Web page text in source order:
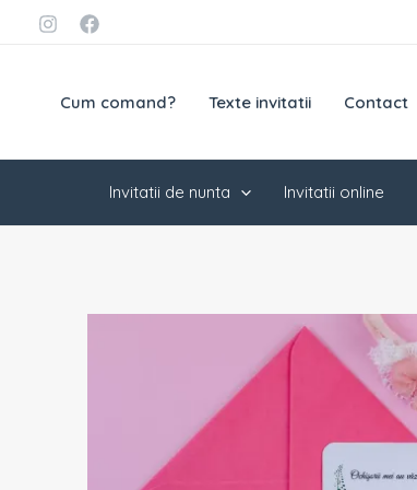
conținut
Cum comand? Texte invitatii Contact
Invitatii de nunta Invitatii online